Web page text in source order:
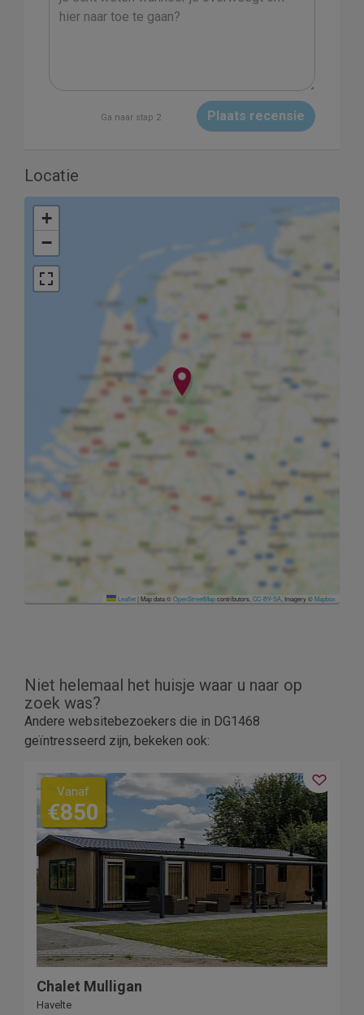
Ga naar stap 2 Plaats recensie
Locatie
+
−
Leaflet|Map data ©OpenStreetMapcontributors,CC-BY-SA, Imagery ©Mapbox
Niet helemaal het huisje waar u naar op
zoek was?
Andere websitebezoekers die in DG1468
geïntresseerd zijn, bekeken ook:
Vanaf
€850
Chalet Mulligan
Havelte